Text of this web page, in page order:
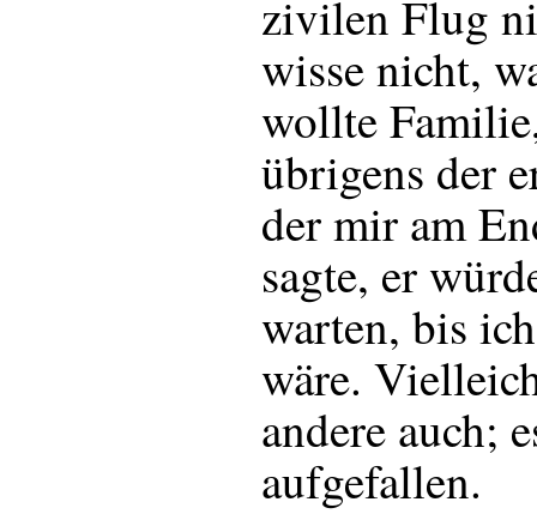
zivilen Flug
wisse nicht,
wollte
übrigens der
der mir am
sagte, er
warten, bis
wäre.
andere auch;
aufgefallen.